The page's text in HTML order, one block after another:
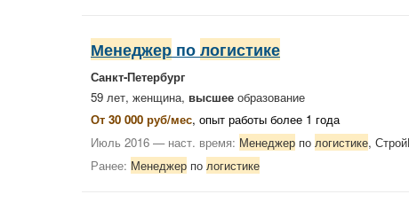
Менеджер по логистике
Санкт-Петербург
59 лет, женщина, высшее образование
От 30 000 руб/мес, опыт работы более 1 года
Июль 2016 — наст. время: Менеджер по логистике,
Ранее: Менеджер по логистике